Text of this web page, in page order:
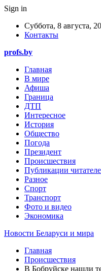
Sign in
Суббота, 8 августа,
Контакты
profs.by
Главная
В мире
Афиша
Граница
ДТП
Интересное
История
Общество
Погода
Президент
Происшествия
Публикации
Разное
Спорт
Транспорт
Фото и видео
Экономика
Новости Беларуси и мира
Главная
Происшествия
В Бобруйске нашли